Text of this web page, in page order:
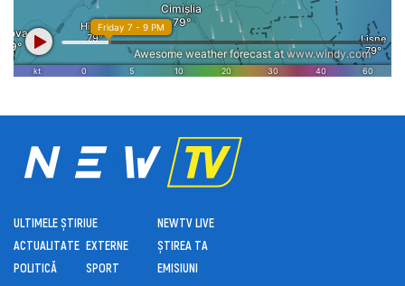
ULTIMELE ȘTIRI
ACTUALITATE
POLITICĂ
UE
EXTERNE
SPORT
NEWTV LIVE
ȘTIREA TA
EMISIUNI